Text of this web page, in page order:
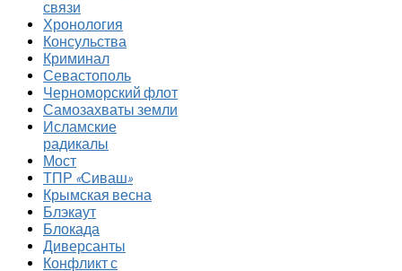
связи
Хронология
Консульства
Криминал
Севастополь
Черноморский флот
Самозахваты земли
Исламские
радикалы
Мост
ТПР «Сиваш»
Крымская весна
Блэкаут
Блокада
Диверсанты
Конфликт с